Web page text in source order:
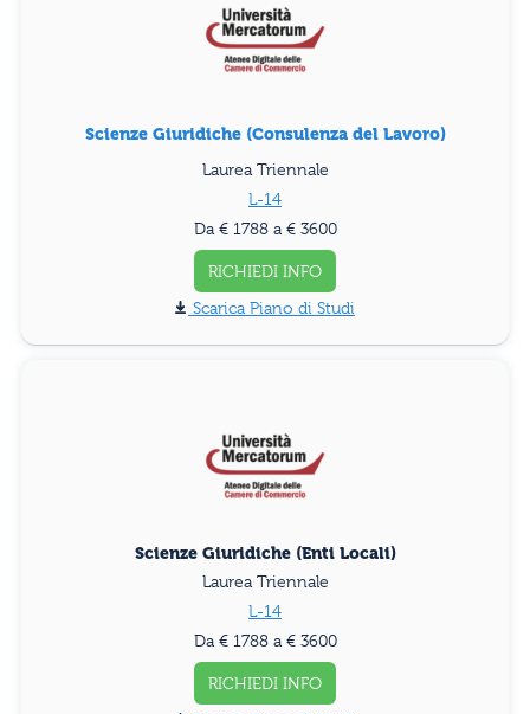
Scienze Giuridiche (Consulenza del Lavoro)
Laurea Triennale
L-14
Da € 1788 a € 3600
RICHIEDI INFO
Piano di Studi
Scienze Giuridiche (Enti Locali)
Laurea Triennale
L-14
Da € 1788 a € 3600
RICHIEDI INFO